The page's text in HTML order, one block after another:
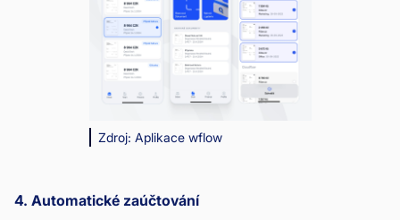
Zdroj: Aplikace wflow
4. Automatické zaúčtování